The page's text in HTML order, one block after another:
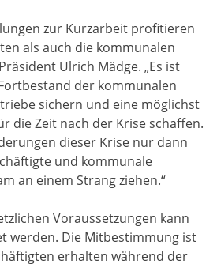
zur Kurzarbeit profitieren
als auch die kommunalen
Ulrich Mädge. „Es ist
der kommunalen
sichern und eine möglichst
die Zeit nach der Krise schaffen.
dieser Krise nur dann
und kommunale
an einem Strang ziehen.“
Voraussetzungen kann
werden. Die Mitbestimmung ist
erhalten während der